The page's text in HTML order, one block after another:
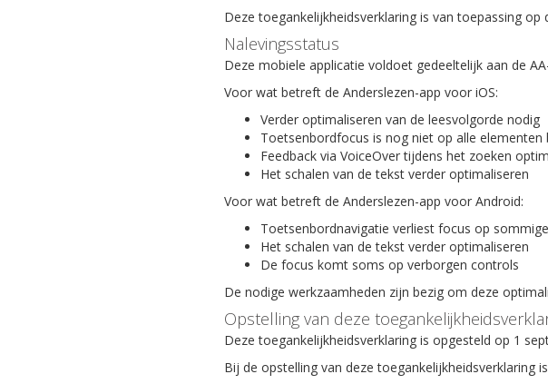
Deze toegankelijkheidsverklaring is van toepassing op
Nalevingsstatus
Deze mobiele applicatie voldoet gedeeltelijk aan de
Voor wat betreft de Anderslezen-app voor iOS:
Verder optimaliseren van de leesvolgorde nodig
Toetsenbordfocus is nog niet op alle elementen
Feedback via VoiceOver tijdens het zoeken
Het schalen van de tekst verder optimaliseren
Voor wat betreft de Anderslezen-app voor Android:
Toetsenbordnavigatie verliest focus op
Het schalen van de tekst verder optimaliseren
De focus komt soms op verborgen controls
De nodige werkzaamheden zijn bezig om deze
Opstelling van deze
Deze toegankelijkheidsverklaring is opgesteld op 1
Bij de opstelling van deze toegankelijkheidsverklaring